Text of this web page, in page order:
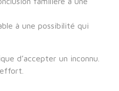
à une possibilité qui
d’accepter un inconnu.